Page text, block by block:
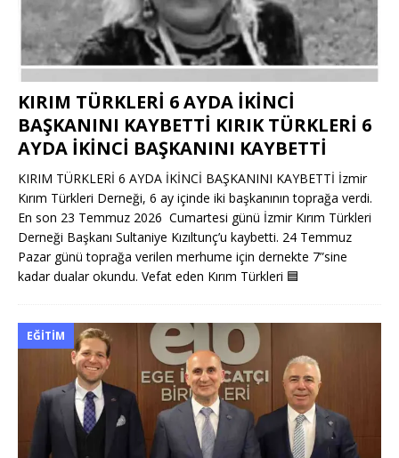
KIRIM TÜRKLERİ 6 AYDA İKİNCİ
BAŞKANINI KAYBETTİ KIRIK TÜRKLERİ 6
AYDA İKİNCİ BAŞKANINI KAYBETTİ
KIRIM TÜRKLERİ 6 AYDA İKİNCİ BAŞKANINI KAYBETTİ İzmir
Kırım Türkleri Derneği, 6 ay içinde iki başkanının toprağa verdi.
En son 23 Temmuz 2026 Cumartesi günü İzmir Kırım Türkleri
Derneği Başkanı Sultaniye Kızıltunç’u kaybetti. 24 Temmuz
Pazar günü toprağa verilen merhume için dernekte 7”sine
kadar dualar okundu. Vefat eden Kırım Türkleri 🟦
EĞITIM